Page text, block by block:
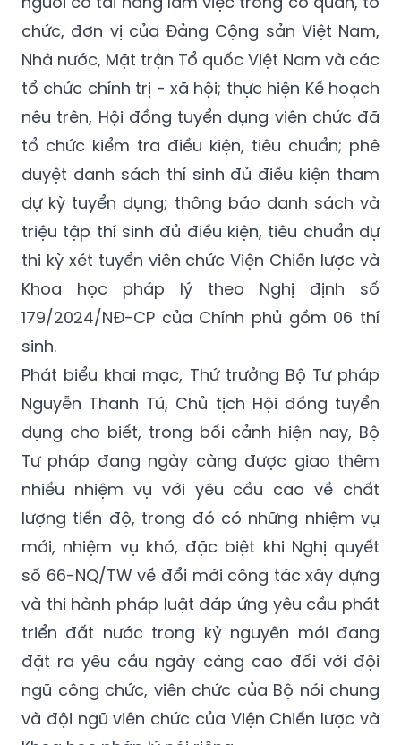
Nhà nước, Mặt trận Tổ quốc Việt Nam và các
tổ chức chính trị - xã hội; thực hiện Kế hoạch
nêu trên, Hội đồng tuyển dụng viên chức đã
tổ chức kiểm tra điều kiện, tiêu chuẩn; phê
duyệt danh sách thí sinh đủ điều kiện tham
dự kỳ tuyển dụng; thông báo danh sách và
triệu tập thí sinh đủ điều kiện, tiêu chuẩn dự
thi kỳ xét tuyển viên chức Viện Chiến lược và
Khoa học pháp lý theo Nghị định số
179/2024/NĐ-CP của Chính phủ gồm 06 thí
sinh.
Phát biểu khai mạc, Thứ trưởng Bộ Tư pháp
Nguyễn Thanh Tú, Chủ tịch Hội đồng tuyển
dụng cho biết, trong bối cảnh hiện nay, Bộ
Tư pháp đang ngày càng được giao thêm
nhiều nhiệm vụ với yêu cầu cao về chất
lượng tiến độ, trong đó có những nhiệm vụ
mới, nhiệm vụ khó, đặc biệt khi Nghị quyết
số 66-NQ/TW về đổi mới công tác xây dựng
và thi hành pháp luật đáp ứng yêu cầu phát
triển đất nước trong kỷ nguyên mới đang
đặt ra yêu cầu ngày càng cao đối với đội
ngũ công chức, viên chức của Bộ nói chung
và đội ngũ viên chức của Viện Chiến lược và
Khoa học pháp lý nói riêng.
Mục đích của kỳ xét tuyển viên chức là tuyển